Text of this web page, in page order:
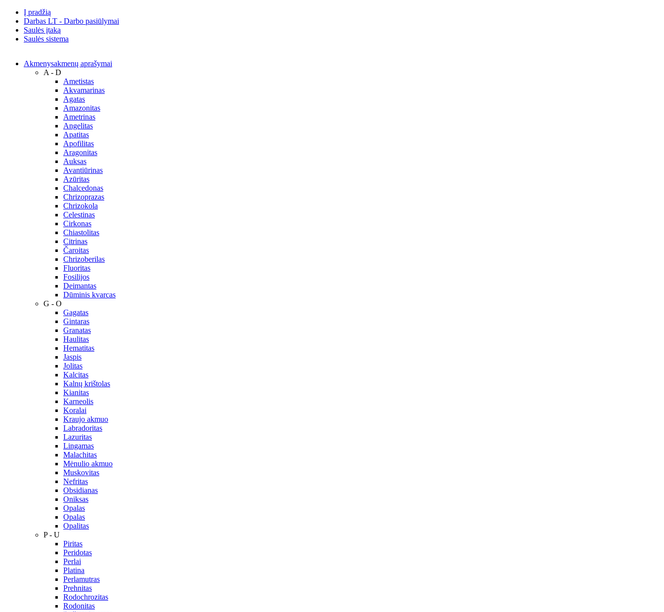
Į pradžią
Darbas LT - Darbo pasiūlymai
Saulės įtaką
Saulės sistema
Akmenysakmenų aprašymai
A - D
Ametistas
Akvamarinas
Agatas
Amazonitas
Ametrinas
Angelitas
Apatitas
Apofilitas
Aragonitas
Auksas
Avantiūrinas
Azūritas
Chalcedonas
Chrizoprazas
Chrizokola
Celestinas
Cirkonas
Chiastolitas
Citrinas
Čaroitas
Chrizoberilas
Fluoritas
Fosilijos
Deimantas
Dūminis kvarcas
G - O
Gagatas
Gintaras
Granatas
Haulitas
Hematitas
Jaspis
Jolitas
Kalcitas
Kalnų krištolas
Kianitas
Karneolis
Koralai
Kraujo akmuo
Labradoritas
Lazuritas
Lingamas
Malachitas
Mėnulio akmuo
Muskovitas
Nefritas
Obsidianas
Oniksas
Opalas
Opalas
Opalitas
P - U
Piritas
Peridotas
Perlai
Platina
Perlamutras
Prehnitas
Rodochrozitas
Rodonitas